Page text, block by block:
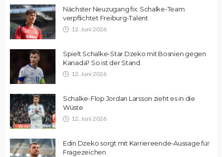
Nächster Neuzugang fix: Schalke-Team
verpflichtet Freiburg-Talent
12. Juni 2026
Spielt Schalke-Star Dzeko mit Bosnien gegen
Kanada? So ist der Stand
12. Juni 2026
Schalke-Flop Jordan Larsson zieht es in die
Wüste
12. Juni 2026
Edin Dzeko sorgt mit Karriereende-Aussage für
Fragezeichen